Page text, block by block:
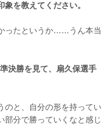
を教えてください。
ったというか……うん本当
決勝を見て、扇久保選手
と、自分の形を持ってい
部分で勝っていくなと感じ